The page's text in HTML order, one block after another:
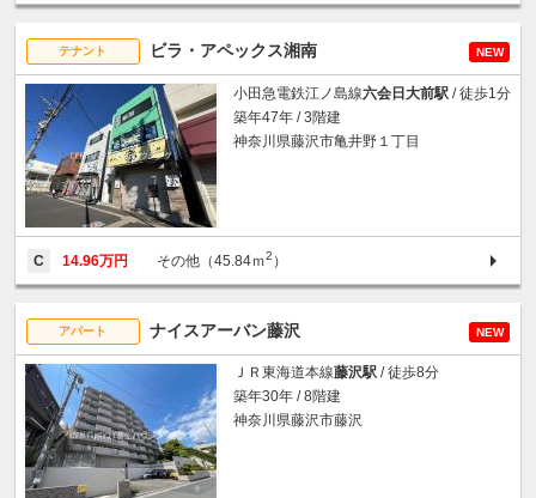
テナント ビラ・アペックス湘南 NEW
小田急電鉄江ノ島線六会日大前駅 / 徒歩1分
築年47年 / 3階建
神奈川県藤沢市亀井野１丁目
C 14.96万円 その他（45.84ｍ2 ）
アパート ナイスアーバン藤沢 NEW
ＪＲ東海道本線藤沢駅 / 徒歩8分
築年30年 / 8階建
神奈川県藤沢市藤沢